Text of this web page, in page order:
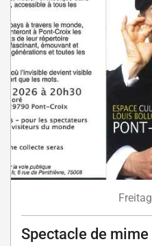
Freitag
Spectacle de mime